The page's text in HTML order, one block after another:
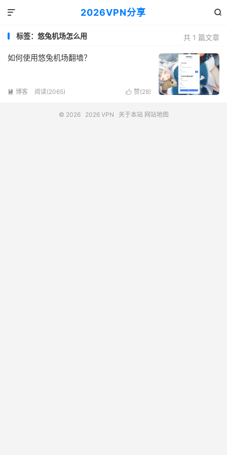
2026VPN分享 

共 1 篇文章
标签：悠兔机场怎么用
如何使用悠兔机场翻墙？
 赞(28)
 博客 阅读(2065)
© 2026 2026 VPN 关于本站 网站地图